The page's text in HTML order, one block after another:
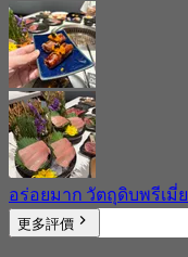
อร่อยมาก วัตถุดิบพรีเมี่
更多評價